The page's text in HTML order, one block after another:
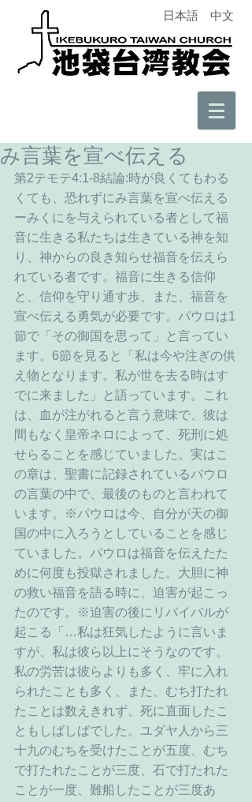
日本語 中文
み言葉を宣べ伝える
第2テモテ4:1-8結論:時が良くてもわる
くても、恐れずにみ言葉を宣べ伝える
ーみくにを与えられている者として福
音に生きる私たちは生きている神を知
り、神からの良き知らせ福音を伝えら
れている者です。福音に生きる信仰
と、信仰を守り通す歩、また、福音を
宣べ伝える勇気が必要です。パウロは1
節で「その御国を思って」と言ってい
ます。6節を見ると「私は今や注ぎの供
え物となります。私が世を去る時はす
でに来ました」と語っています。これ
は、血が注がれると言う意味で、彼は
間もなく皇帝ネロによって、死刑に処
せらることを感じていました。実はこ
の章は、聖書に記録されているパウロ
の言葉の中で、最後のものと言われて
います。※パウロは今、自分が天の御
国の中に入ろうとしていることを感じ
ていました。パウロは福音を伝えたた
めに何度も投獄されました。大胆に神
の救い福音を語る時に、迫害が起こっ
たのです。※迫害の後にリバイバルが
起こる「…私は狂気したように言いま
すが、私は彼ら以上にそうなのです。
私の労苦は彼らよりも多く、牢に入れ
られたことも多く、また、むち打たれ
たことは数えきれず、死に直面したこ
ともしばしばでした。ユダヤ人から三
十九のむちを受けたことが五度、むち
で打たれたことが三度、石で打たれた
ことが一度、難船したことが三度あ